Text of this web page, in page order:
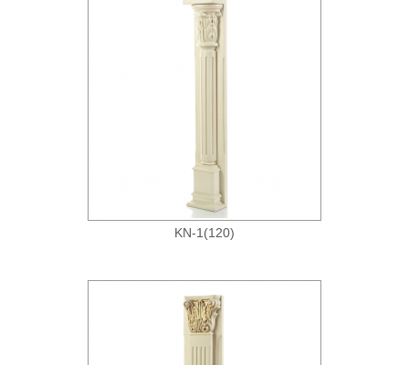
KN-1(120)